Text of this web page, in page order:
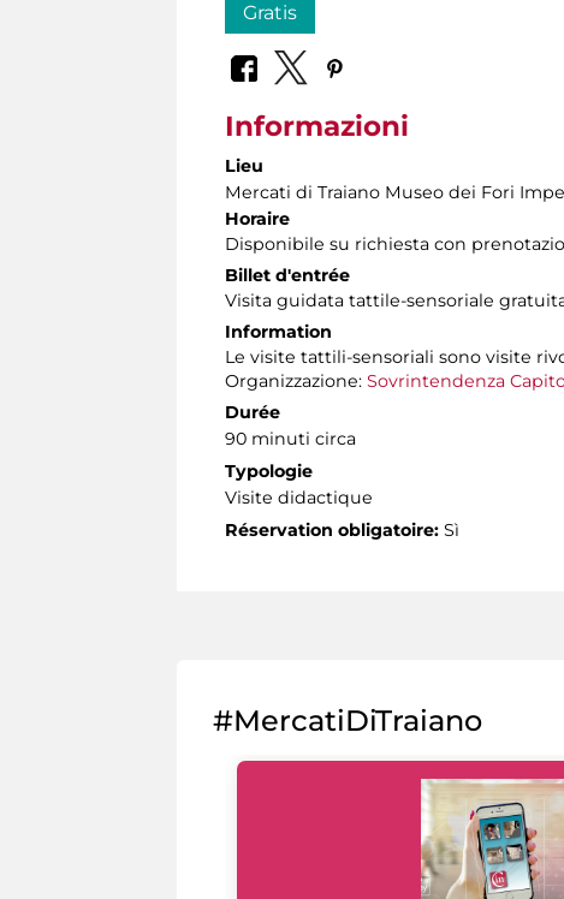
Gratis
Informazioni
Lieu
Mercati di Traiano Museo dei Fori
Horaire
Disponibile su richiesta con
Billet d'entrée
Visita guidata tattile-sensoriale
Information
Le visite tattili-sensoriali sono visite
Organizzazione: Sovrintendenza
Durée
90 minuti circa
Typologie
Visite didactique
Réservation obligatoire: Sì
#MercatiDiTraiano